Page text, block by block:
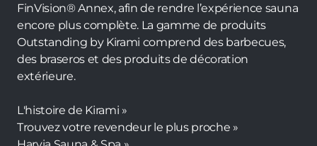
FinVision® Annex, afin de rendre l’expérience sauna
encore plus complète. La gamme de produits
Outstanding by Kirami comprend des barbecues,
des braseros et des produits de décoration
extérieure.
L'histoire de Kirami »
Trouvez votre revendeur le plus proche »